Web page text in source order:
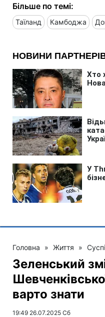
Більше по темі:
Таїланд Камбоджа
Головна » Життя »
Зеленський
варто знати
19:49 26.07.2025 Сб